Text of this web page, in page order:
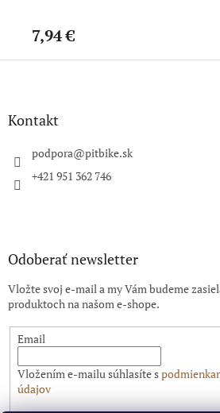
7,94 €
Z
Kontakt
podpora@pitbike.sk
+421 951 362 746
Odoberať newsletter
Vložte svoj e-mail a my Vám budeme
produktoch na našom e-shope.
Email
Vložením e-mailu súhlasíte s
údajov